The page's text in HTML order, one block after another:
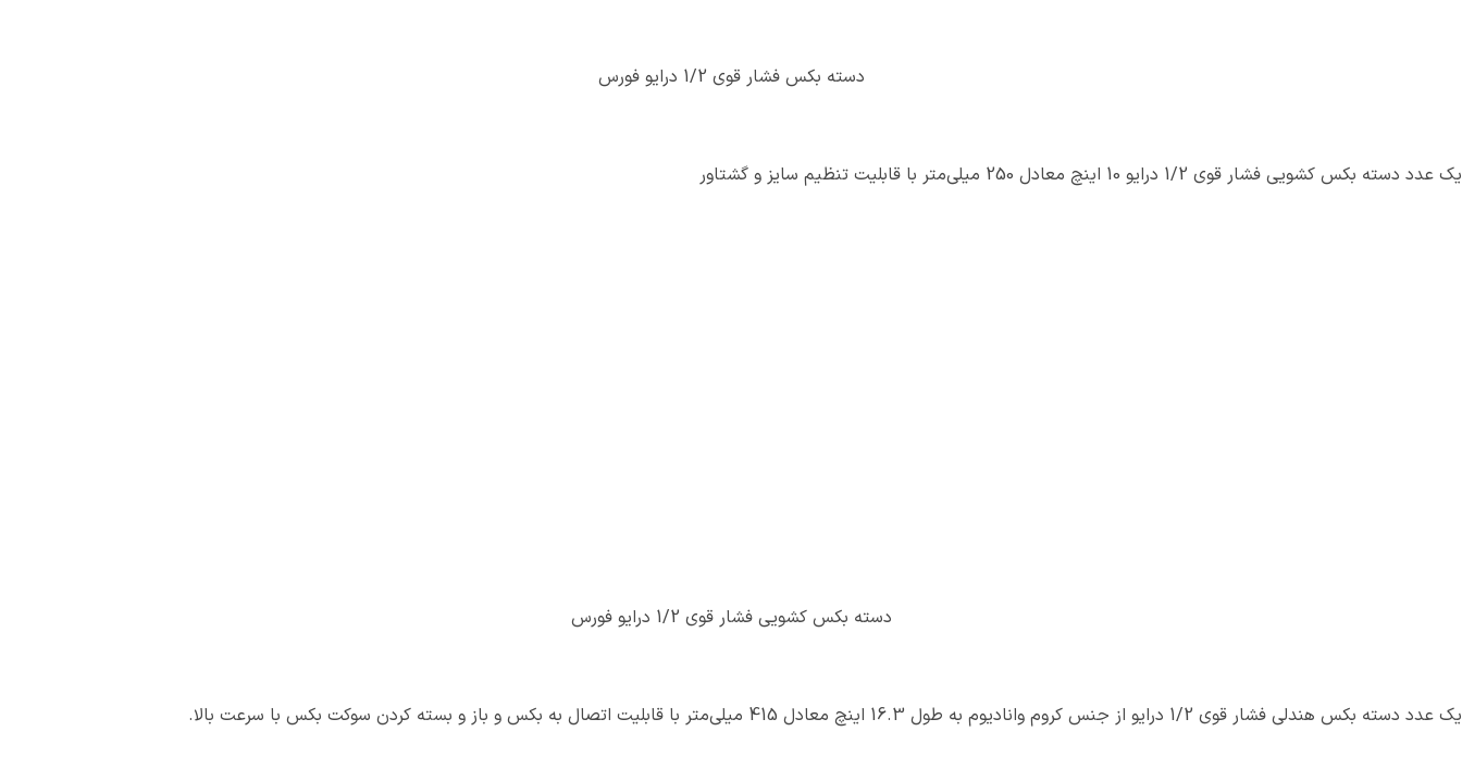
دسته بکس فشار قوی 1/2 درایو فورس
یک عدد دسته بکس کشویی فشار قوی 1/2 درایو 10 اینچ معادل 250 میلی‌متر با قابلیت تنظیم سایز و گشتاور
دسته بکس کشویی فشار قوی 1/2 درایو فورس
یک عدد دسته بکس هندلی فشار قوی 1/2 درایو از جنس کروم وانادیوم به طول 16.3 اینچ معادل 415 میلی‌متر با قابلیت اتصال به بکس و باز و بسته کردن سوکت بکس با سرعت بالا.